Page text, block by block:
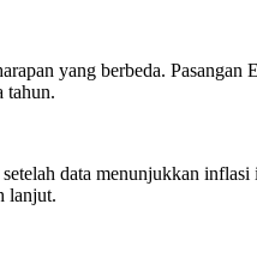
yang berbeda. Pasangan
tahun.
data menunjukkan
lanjut.